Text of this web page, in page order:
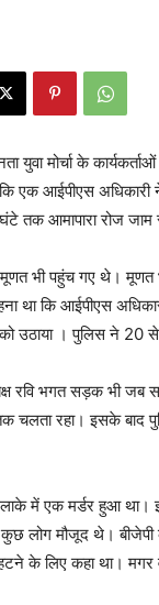
युवा मोर्चा के
एक आईपीएस अधिकारी
तक आमापारा रोज जाम
भी पहुंच गए थे।
था कि आईपीएस
। पुलिस ने 20 से
रवि भगत सड़क भी
चलता रहा। इसके बाद
में एक मर्डर हुआ
कुछ लोग मौजूद थे।
के लिए कहा था। मगर